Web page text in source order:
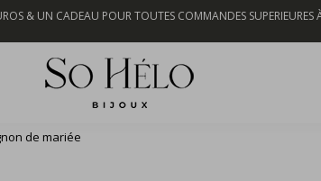
& UN CADEAU POUR TOUTES COMMANDES SUPERIEURES
de mariée